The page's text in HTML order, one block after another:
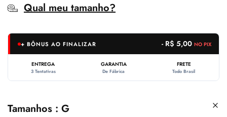
Qual meu tamanho?
+ BÔNUS AO FINALIZAR - R$ 5,00 NO PIX
ENTREGA
3 Tentativas
GARANTIA
De Fábrica
FRETE
Todo Brasil
Tamanhos G